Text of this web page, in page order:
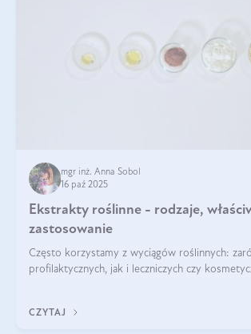
mgr inż. Anna Sobol
16 paź 2025
Ekstrakty roślinne - rodzaje,
zastosowanie
Często korzystamy z wyciągów roślinnych:
profilaktycznych, jak i leczniczych czy
CZYTAJ